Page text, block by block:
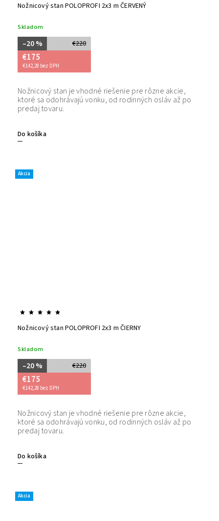
Nožnicový stan POLOPROFI 2x3 m ČERVENÝ
Skladom
€220
–20 %
€175
€142,28 bez DPH
Do košíka
Nožnicový stan je vhodné riešenie pre rôzne akcie,
ktoré sa odohrávajú vonku, od rodinných osláv až po
predaj tovaru.
Akcia
Nožnicový stan POLOPROFI 2x3 m ČIERNY
Skladom
€220
–20 %
€175
€142,28 bez DPH
Do košíka
Nožnicový stan je vhodné riešenie pre rôzne akcie,
ktoré sa odohrávajú vonku, od rodinných osláv až po
predaj tovaru.
Akcia